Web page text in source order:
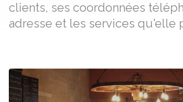
clients, ses coordonnées
adresse et les services qu'elle